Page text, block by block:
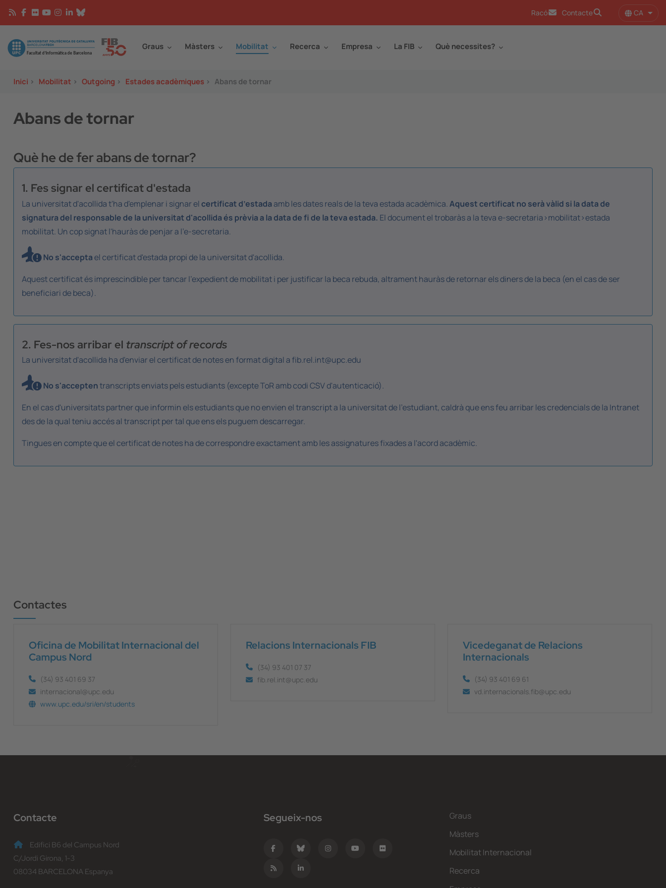
Vés al contingut
Racó Contacte CA
Image Graus Màsters Mobilitat Recerca Empresa La FIB Què necessites?
Inici > Mobilitat > Outgoing > Estades acadèmiques > Abans de tornar
Abans de tornar
Què he de fer abans de tornar?
1. Fes signar el certificat d'estada
La universitat d'acollida t'ha d'emplenar i signar elcertificat d’estadaamb les dates reals de la teva estada acadèmica.Aquest certificat no serà vàlid si la data de
signatura del responsable de la universitat d'acollida és prèvia a la data de fi de la teva estada. El document el trobaràs a la teva e-secretaria>mobilitat>estada
mobilitat. Un cop signat l'hauràs de penjar a l'e-secretaria.
No s'acceptael certificat d'estada propi de la universitat d'acollida.
Aquest certificat és imprescindible per tancar l'expedient de mobilitat i per justificar la beca rebuda, altrament hauràs de retornar els diners de la beca (en el cas de ser
beneficiari de beca).
2. Fes-nos arribar el transcript of records
La universitat d'acollida ha d'enviar el certificat de notes en format digital a fib.rel.int@upc.edu
No s'acceptentranscriptsenviats pels estudiants (excepte ToR amb codi CSV d'autenticació).
En el cas d'universitats partner que informin els estudiants que no envien el transcript a la universitat de l'estudiant, caldrà que ens feu arribar les credencials de la Intranet
des de la qual teniu accés al transcript per tal que ens els puguem descarregar.
Tingues en compte que el certificat de notes ha de correspondre exactament amb les assignatures fixades a l'acord acadèmic.
Contactes
Oficina de Mobilitat Internacional del
Campus Nord
(34) 93 401 69 37
internacional@upc.edu
www.upc.edu/sri/en/students
Relacions Internacionals FIB
(34) 93 401 07 37
fib.rel.int@upc.edu
Vicedeganat de Relacions
Internacionals
(34) 93 401 69 61
vd.internacionals.fib@upc.edu
Contacte
Edifici B6 del Campus Nord
C/Jordi Girona, 1-3
08034 BARCELONA Espanya
Segueix-nos
Graus
Màsters
Mobilitat Internacional
Recerca